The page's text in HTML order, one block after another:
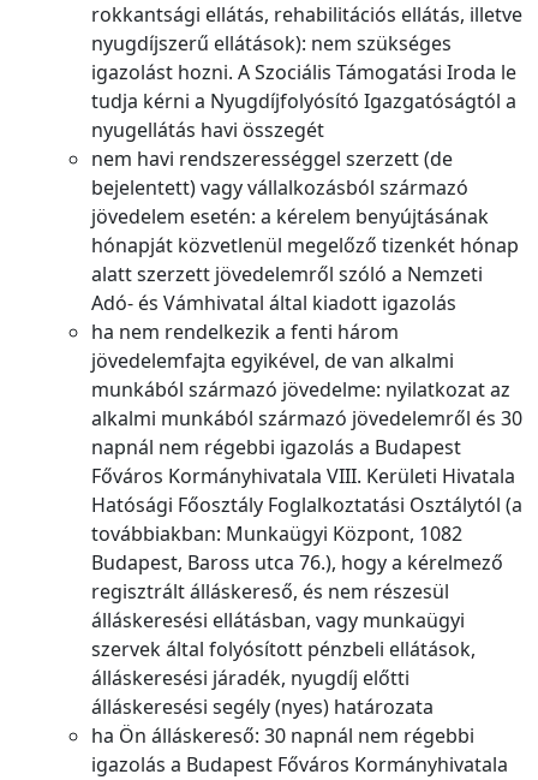
rokkantsági ellátás, rehabilitációs ellátás, illetve
nyugdíjszerű ellátások): nem szükséges
igazolást hozni. A Szociális Támogatási Iroda le
tudja kérni a Nyugdíjfolyósító Igazgatóságtól a
nyugellátás havi összegét
nem havi rendszerességgel szerzett (de
bejelentett) vagy vállalkozásból származó
jövedelem esetén: a kérelem benyújtásának
hónapját közvetlenül megelőző tizenkét hónap
alatt szerzett jövedelemről szóló a Nemzeti
Adó- és Vámhivatal által kiadott igazolás
ha nem rendelkezik a fenti három
jövedelemfajta egyikével, de van alkalmi
munkából származó jövedelme: nyilatkozat az
alkalmi munkából származó jövedelemről és 30
napnál nem régebbi igazolás a Budapest
Főváros Kormányhivatala VIII. Kerületi Hivatala
Hatósági Főosztály Foglalkoztatási Osztálytól (a
továbbiakban: Munkaügyi Központ, 1082
Budapest, Baross utca 76.), hogy a kérelmező
regisztrált álláskereső, és nem részesül
álláskeresési ellátásban, vagy munkaügyi
szervek által folyósított pénzbeli ellátások,
álláskeresési járadék, nyugdíj előtti
álláskeresési segély (nyes) határozata
ha Ön álláskereső: 30 napnál nem régebbi
igazolás a Budapest Főváros Kormányhivatala